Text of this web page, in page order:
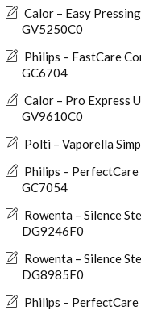
Calor – Easy Pressing
GV5250C0
Philips – FastCare
GC6704
Calor – Pro Express
GV9610C0
Polti – Vaporella
Philips – PerfectCare
GC7054
Rowenta – Silence
DG9246F0
Rowenta – Silence
DG8985F0
Philips –